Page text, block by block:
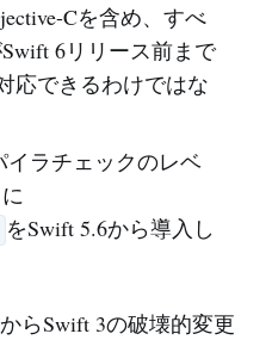
Cを含め、すべ
6リリース前まで
応できるわけではな
イラチェックのレベ
をSwift 5.6から導入し
らSwift 3の破壊的変更